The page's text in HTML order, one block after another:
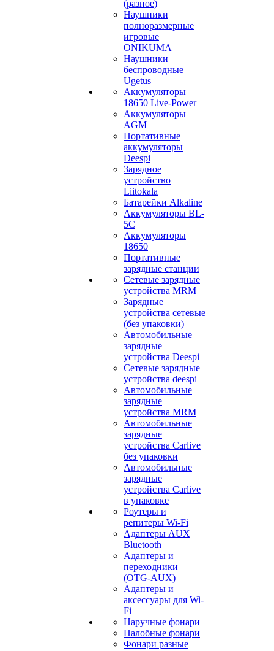
(разное)
Наушники
полноразмерные
игровые
ONIKUMA
Наушники
беспроводные
Ugetus
Аккумуляторы
18650 Live-Power
Аккумуляторы
АGM
Портативные
аккумуляторы
Deespi
Зарядное
устройство
Liitokala
Батарейки Alkaline
Аккумуляторы BL-
5C
Аккумуляторы
18650
Портативные
зарядные станции
Сетевые зарядные
устройства MRM
Зарядные
устройства сетевые
(без упаковки)
Автомобильные
зарядные
устройства Deespi
Сетевые зарядные
устройства deespi
Автомобильные
зарядные
устройства MRM
Автомобильные
зарядные
устройства Carlive
без упаковки
Автомобильные
зарядные
устройства Carlive
в упаковке
Роутеры и
репитеры Wi-Fi
Адаптеры AUX
Bluetooth
Адаптеры и
переходники
(OTG-AUX)
Адаптеры и
аксессуары для Wi-
Fi
Наручные фонари
Налобные фонари
Фонари разные